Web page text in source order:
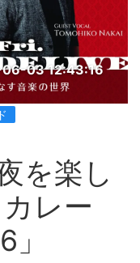
03 12:43:16
を楽し
レー